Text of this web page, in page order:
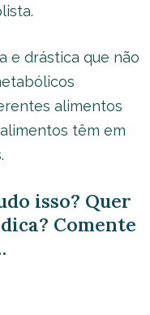
e drástica que não
alimentos
têm em
isso? Quer
Comente